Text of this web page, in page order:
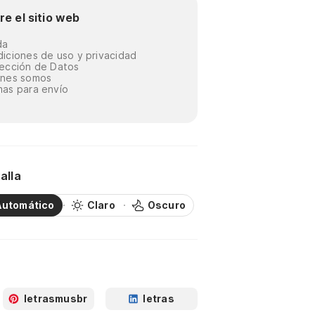
el sitio web
de uso y privacidad
de Datos
somos
para envío
Claro Oscuro
letrasmusbr letras